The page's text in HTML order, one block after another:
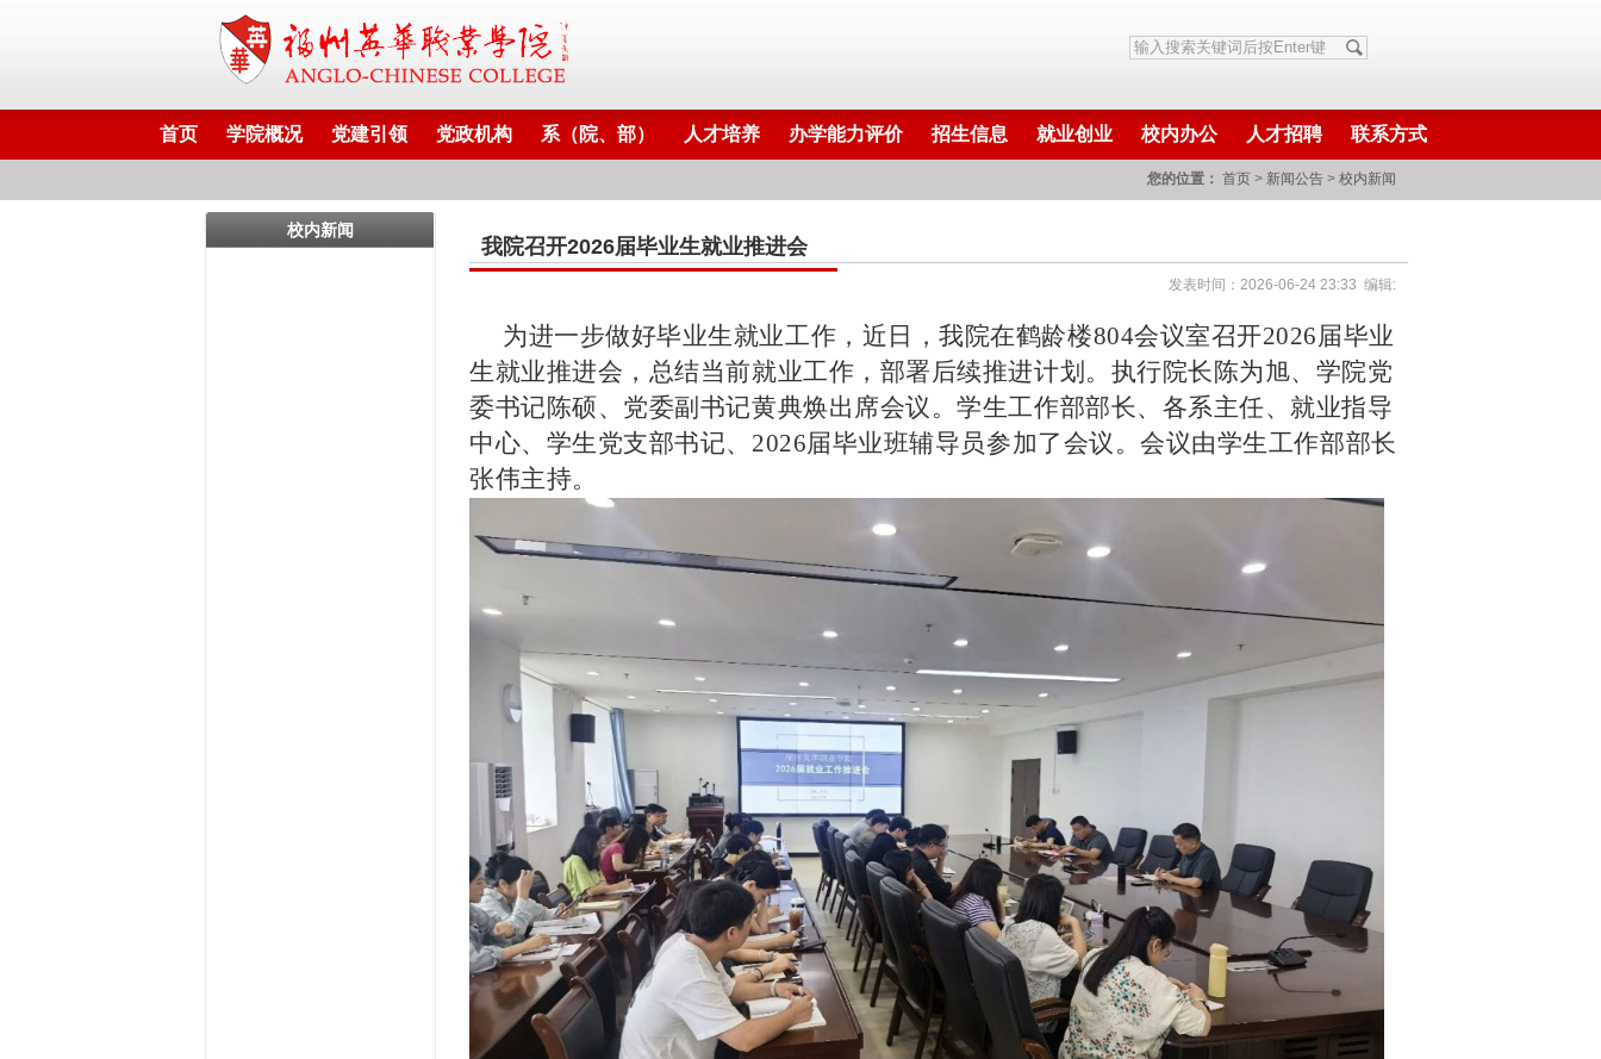
首页 学院概况 党建引领 党政机构 系（院、部） 人才培养 办学能力评价 招生信息 就业创业 校内办公 人才招聘 联系方式
您的位置： 首页 > 新闻公告 > 校内新闻
校内新闻
我院召开2026届毕业生就业推进会
发表时间：2026-06-24 23:33 编辑:
为进一步做好毕业生就业工作，近日，我院在鹤龄楼804会议室召开2026届毕业
生就业推进会，总结当前就业工作，部署后续推进计划。执行院长陈为旭、学院党
委书记陈硕、党委副书记黄典焕出席会议。学生工作部部长、各系主任、就业指导
中心、学生党支部书记、2026届毕业班辅导员参加了会议。会议由学生工作部部长
张伟主持。